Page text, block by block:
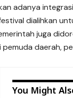
adanya
dialihkan
juga
daerah,
You Might